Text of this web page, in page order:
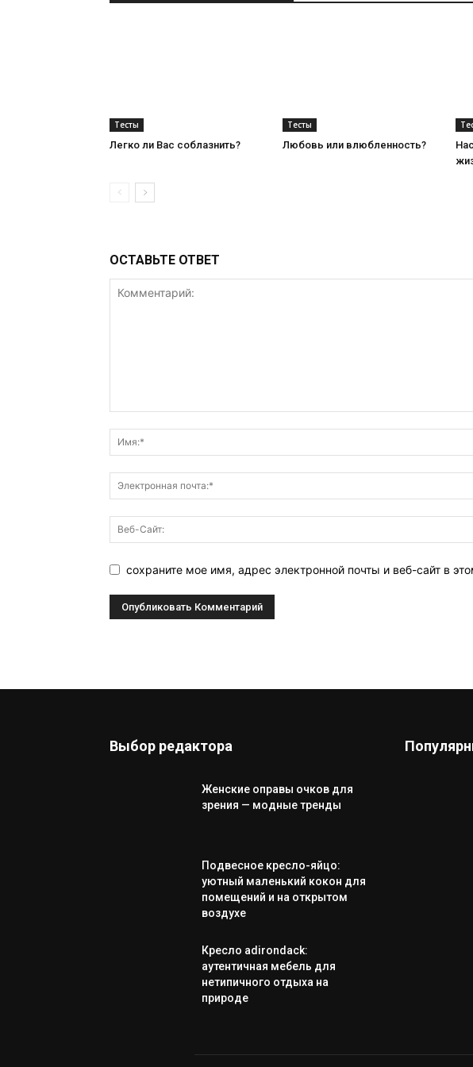
Тесты
Легко ли Вас соблазнить?
Тесты
Любовь или влюбленность?
ОСТАВЬТЕ ОТВЕТ
сохраните мое имя, адрес электронной почты и веб-сайт в
Выбор редактора
Женские оправы очков для
зрения — модные тренды
Подвесное кресло-яйцо:
уютный маленький кокон для
помещений и на открытом
воздухе
Кресло adirondack:
аутентичная мебель для
нетипичного отдыха на
природе